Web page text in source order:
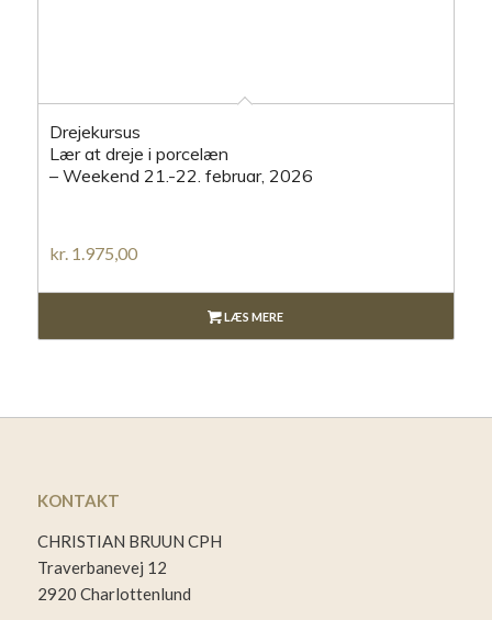
Drejekursus
Lær at dreje i porcelæn
– Weekend 21.-22. februar, 2026
kr.1.975,00
LÆS MERE
KONTAKT
CHRISTIAN BRUUN CPH
Traverbanevej 12
2920 Charlottenlund